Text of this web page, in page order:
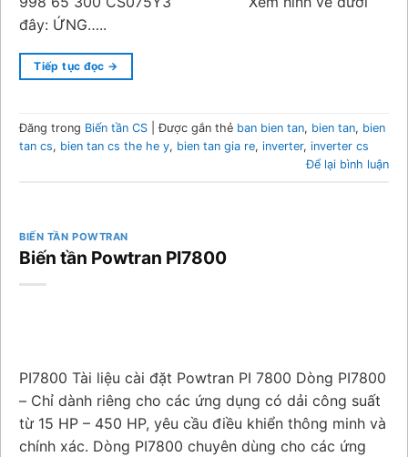
đây: ỨNG…..
Tiếp tục đọc →
Đăng trong Biến tần CS |Được gắn thẻ ban bien tan, bien tan, bien
tan cs, bien tan cs the he y, bien tan gia re, inverter, inverter cs
Để lại bình luận
BIẾN TẦN POWTRAN
Biến tần Powtran PI7800
PI7800 Tài liệu cài đặt Powtran PI 7800 Dòng PI7800
– Chỉ dành riêng cho các ứng dụng có dải công suất
từ 15 HP – 450 HP, yêu cầu điều khiển thông minh và
chính xác. Dòng PI7800 chuyên dùng cho các ứng